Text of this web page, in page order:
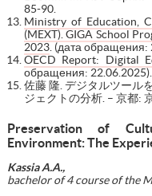
85-90.
Ministry of Education,
(MEXT). GIGA School
2023. (дата обращения:
OECD Report: Digital
обращения: 22.06.2025).
佐藤 隆. デジタルツール
ジェクトの分析. – 京都:
Preservation of
Environment: The
Kassia A.A.,
bachelor of 4 course of the